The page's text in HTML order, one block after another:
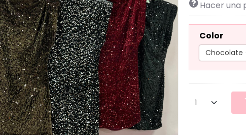
Hacer una
Color